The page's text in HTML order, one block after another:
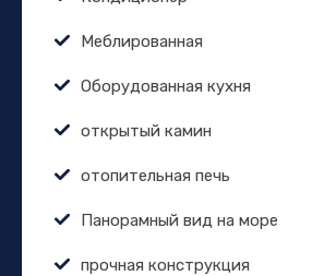
Меблированная
Оборудованная кухня
открытый камин
отопительная печь
Панорамный вид на море
прочная конструкция